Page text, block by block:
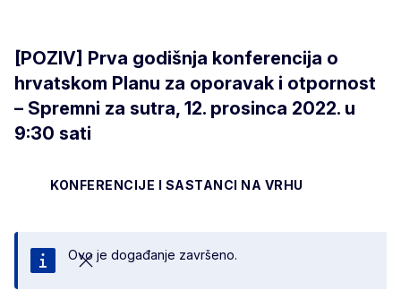
[POZIV] Prva godišnja konferencija o
hrvatskom Planu za oporavak i otpornost
– Spremni za sutra, 12. prosinca 2022. u
9:30 sati
KONFERENCIJE I SASTANCI NA VRHU
Zatvori
Ovo je događanje završeno.